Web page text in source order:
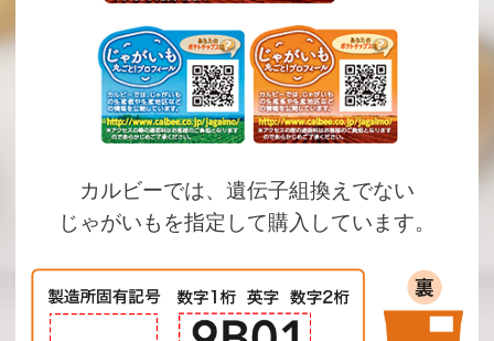
カルビーでは、遺伝子組換えでない
じゃがいもを指定して購入しています。